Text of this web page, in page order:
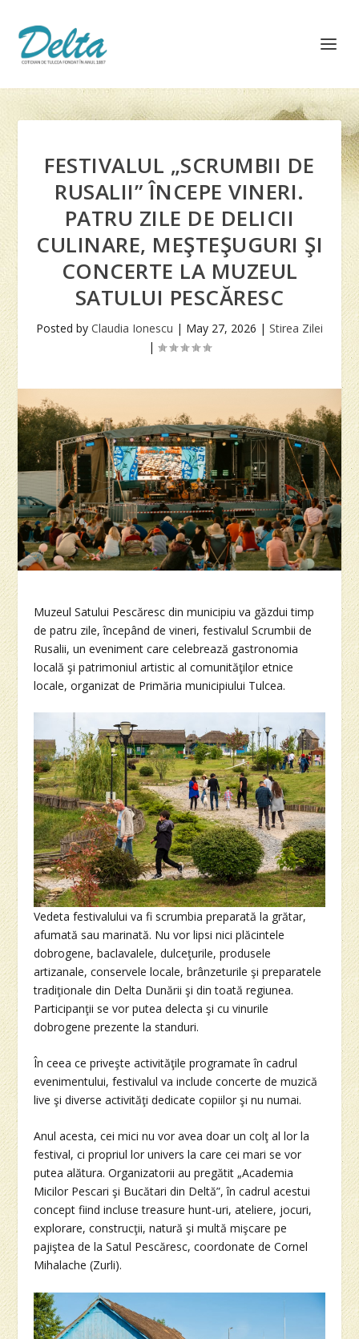
FESTIVALUL „SCRUMBII DE
RUSALII” ÎNCEPE VINERI.
PATRU ZILE DE DELICII
CULINARE, MEŞTEŞUGURI ŞI
CONCERTE LA MUZEUL
SATULUI PESCĂRESC
Posted by Claudia Ionescu | May 27, 2026 | Stirea Zilei
|
Muzeul Satului Pescăresc din municipiu va găzdui timp
de patru zile, începând de vineri, festivalul Scrumbii de
Rusalii, un eveniment care celebrează gastronomia
locală şi patrimoniul artistic al comunităţilor etnice
locale, organizat de Primăria municipiului Tulcea.
Vedeta festivalului va fi scrumbia preparată la grătar,
afumată sau marinată. Nu vor lipsi nici plăcintele
dobrogene, baclavalele, dulceţurile, produsele
artizanale, conservele locale, brânzeturile şi preparatele
tradiţionale din Delta Dunării şi din toată regiunea.
Participanţii se vor putea delecta şi cu vinurile
dobrogene prezente la standuri.
În ceea ce priveşte activităţile programate în cadrul
evenimentului, festivalul va include concerte de muzică
live şi diverse activităţi dedicate copiilor şi nu numai.
Anul acesta, cei mici nu vor avea doar un colţ al lor la
festival, ci propriul lor univers la care cei mari se vor
putea alătura. Organizatorii au pregătit „Academia
Micilor Pescari şi Bucătari din Deltă”, în cadrul acestui
concept fiind incluse treasure hunt-uri, ateliere, jocuri,
explorare, construcţii, natură şi multă mişcare pe
pajiştea de la Satul Pescăresc, coordonate de Cornel
Mihalache (Zurli).